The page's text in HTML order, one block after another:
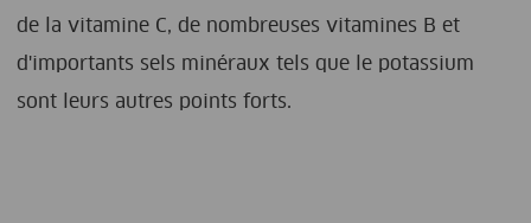
de la vitamine C, de nombreuses vitamines B et
d'importants sels minéraux tels que le potassium
sont leurs autres points forts.